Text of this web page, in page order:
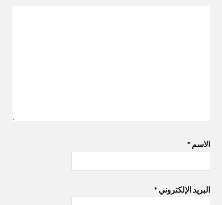
الاسم *
البريد الإلكتروني *